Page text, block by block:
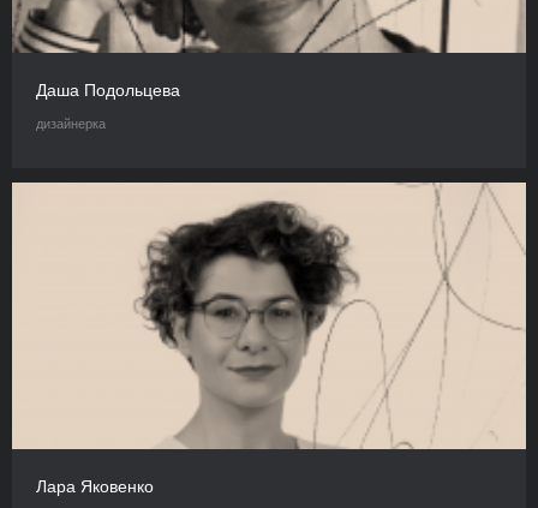
Даша Подольцева
дизайнерка
Лара Яковенко